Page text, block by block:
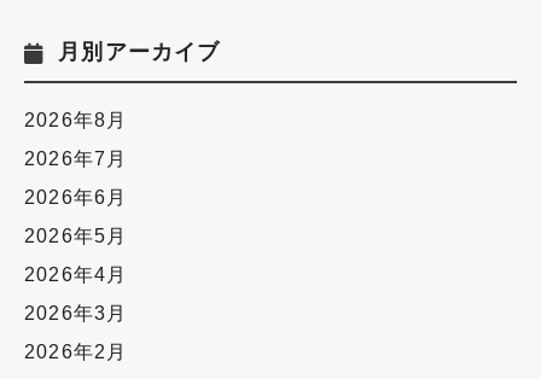
月別アーカイブ
2026年8月
2026年7月
2026年6月
2026年5月
2026年4月
2026年3月
2026年2月